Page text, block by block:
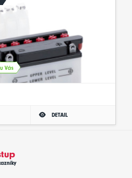
Vás
DETAIL